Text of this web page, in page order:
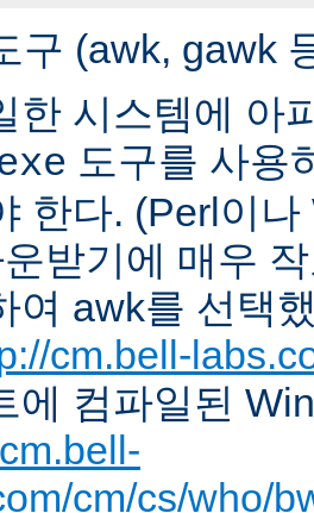
구 (awk, gawk
한 시스템에 아
도구를 사용
한다. (Perl이
받기에 매우
여 awk를 선택
cm.bell-
에 컴파일된
cm/cs/who/